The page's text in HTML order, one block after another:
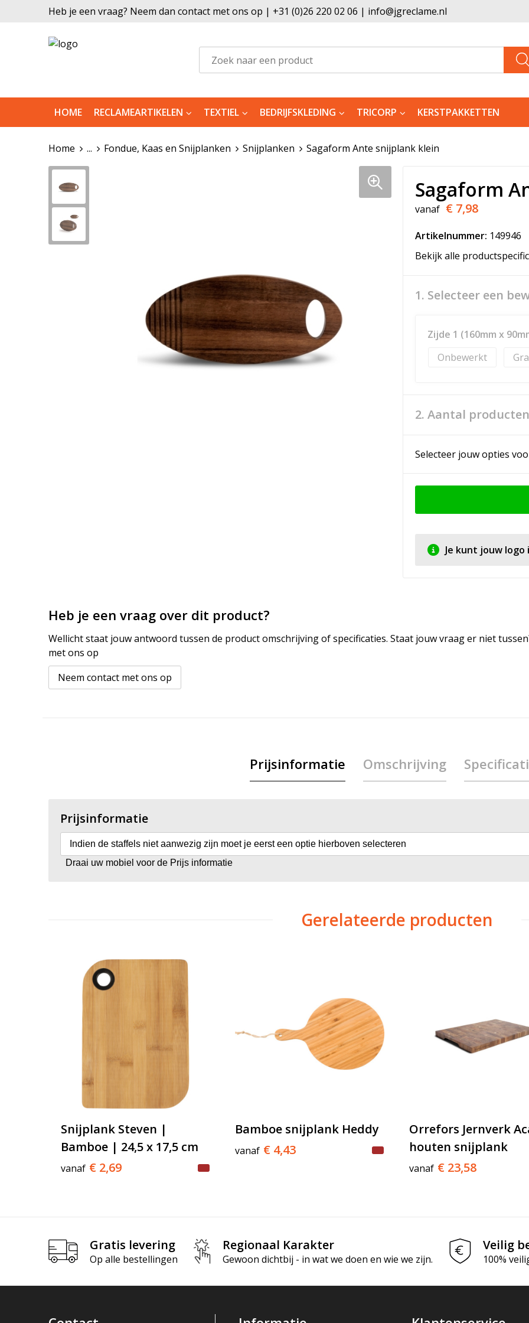
Heb je een vraag? Neem dan contact met ons op | +31 (0)26 220 02 06 | info@jgreclame.nl
HOME RECLAMEARTIKELEN TEXTIEL BEDRIJFSKLEDING TRICORP KERSTPAKKETTEN
Home ... Fondue, Kaas en Snijplanken Snijplanken Sagaform Ante snijplank klein
Sagaform
vanaf € 7,98
Artikelnummer: 149946
Bekijk alle
1. Selecteer een
Zijde 1 (160mm x
Onbewerkt
2. Aantal producten
Selecteer jouw opties
Je kunt jouw
Heb je een vraag over dit product?
Wellicht staat jouw antwoord tussen de product omschrijving of specificaties. Staat jouw vraag er niet
met ons op
Neem contact met ons op
Prijsinformatie Omschrijving
Prijsinformatie
Indien de staffels niet aanwezig zijn moet je eerst een optie hierboven selecteren
Draai uw mobiel voor de Prijs informatie
Gerelateerde producten
Snijplank Steven |
Bamboe | 24,5 x 17,5 cm
vanaf € 2,69
Bamboe snijplank Heddy
vanaf € 4,43
Orrefors Jernverk
houten snijplank
vanaf € 23,58
Gratis levering
Op alle bestellingen
Regionaal Karakter
Gewoon dichtbij - in wat we doen en wie we zijn.
Veilig
100%